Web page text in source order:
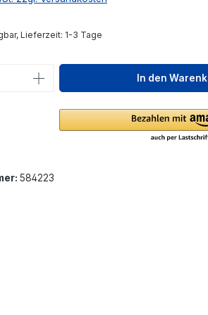
Lieferzeit: 1-3 Tage
Anzahl: Gib denIn den
584223